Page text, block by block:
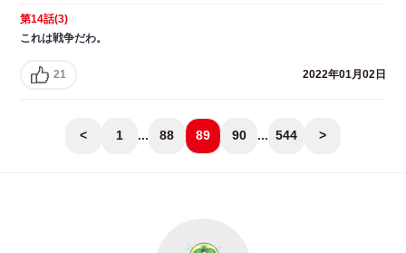
第14話(3)
これは戦争だわ。
21 2022年01月02日
< 1 ... 88 89 90 ... 544 >